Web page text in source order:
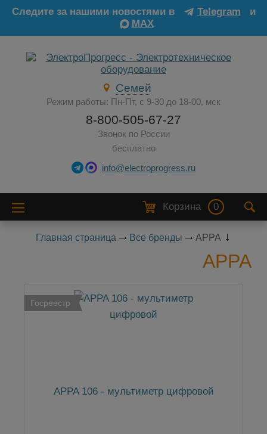
Следите за нашими новостями в Telegram
и
MAX
Семей
Режим работы: Пн-Пт, с 9-30 до 18-00, мск
8-800-505-67-27
Звонок по России
бесплатно
info@electroprogress.ru
Корзина 0
Главная страница Все бренды APPA
APPA
Госреестр
APPA 106 - мультиметр цифровой